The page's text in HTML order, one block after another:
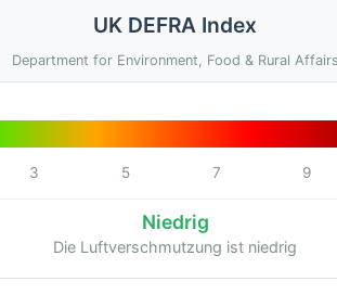
UK DEFRA Index
Department for Environment, Food & Rural
3 5 7 9
Niedrig
Die Luftverschmutzung ist niedrig